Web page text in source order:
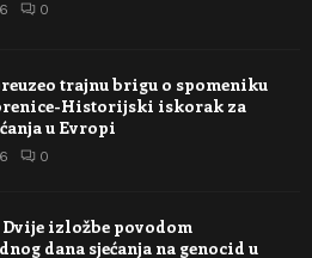
0
trajnu brigu o spomeniku
Historijski iskorak za
u Evropi
0
Dvije izložbe povodom
dana sjećanja na genocid u